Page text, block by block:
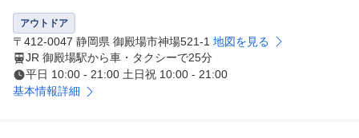
アウトドア
〒412-0047 静岡県 御殿場市神場521-1 地図を見る
JR 御殿場駅から車・タクシーで25分
平日 10:00 - 21:00 土日祝 10:00 - 21:00
基本情報詳細